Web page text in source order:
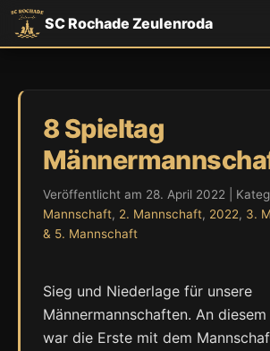
SC Rochade Zeulenroda
8 Spieltag
Veröffentlicht am 28. April 2022 |
Mannschaft, 2. Mannschaft, 2022, 3.
& 5. Mannschaft
Sieg und Niederlage für unsere
Männermannschaften. An
war die Erste mit dem